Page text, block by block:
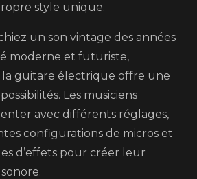
style unique.
un son vintage des années
moderne et futuriste,
la guitare électrique offre une
Les musiciens
avec différents réglages,
configurations de micros et
d’effets pour créer leur